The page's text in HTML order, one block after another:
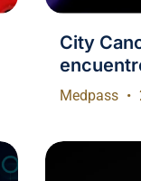
City
Medpass